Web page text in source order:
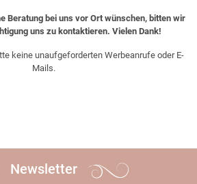
Beratung bei uns vor Ort wünschen, bitten wir
uns zu kontaktieren. Vielen Dank!
keine unaufgeforderten Werbeanrufe oder E-
Mails.
Newsletter